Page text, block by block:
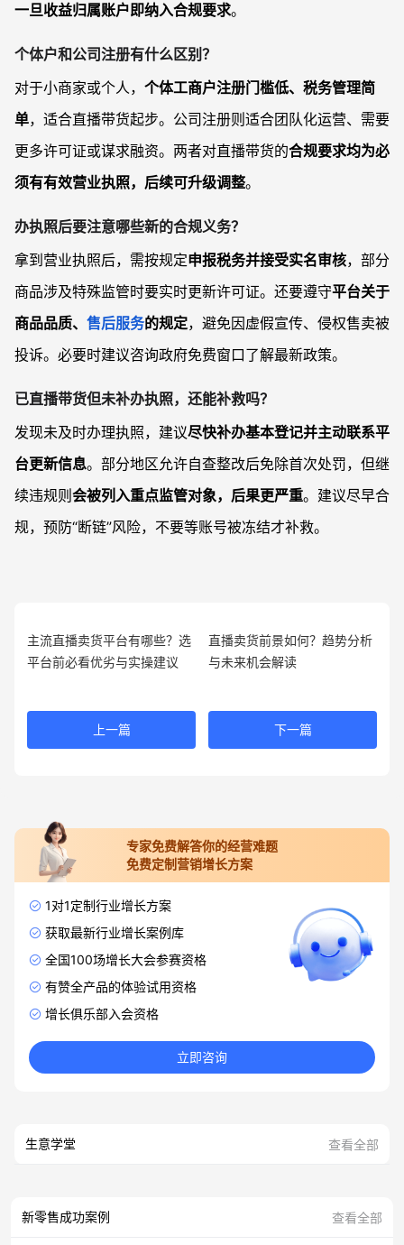
一旦收益归属账户即纳入合规要求。
个体户和公司注册有什么区别？
对于小商家或个人， 个体工商户注册门槛低、税务管理简
单，适合直播带货起步。公司注册则适合团队化运营、需要
更多许可证或谋求融资。两者对直播带货的合规要求均为必
须有有效营业执照，后续可升级调整。
办执照后要注意哪些新的合规义务？
拿到营业执照后，需按规定申报税务并接受实名审核，部分
商品涉及特殊监管时要实时更新许可证。还要遵守平台关于
商品品质、 售后服务的规定，避免因虚假宣传、侵权售卖被
投诉。必要时建议咨询政府免费窗口了解最新政策。
已直播带货但未补办执照，还能补救吗？
发现未及时办理执照，建议尽快补办基本登记并主动联系平
台更新信息。部分地区允许自查整改后免除首次处罚，但继
续违规则 会被列入重点监管对象，后果更严重。建议尽早合
规，预防“断链”风险，不要等账号被冻结才补救。
主流直播卖货平台有哪些？选
平台前必看优劣与实操建议
上一篇
直播卖货前景如何？趋势分析
与未来机会解读
下一篇
专家免费解答你的经营难题
免费定制营销增长方案
1对1定制行业增长方案
获取最新行业增长案例库
全国100场增长大会参赛资格
有赞全产品的体验试用资格
增长俱乐部入会资格
立即咨询
生意学堂 查看全部
新零售成功案例 查看全部